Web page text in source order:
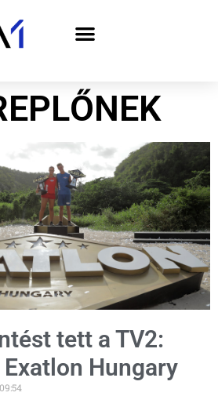
tett a TV2:
Hungary
09:54